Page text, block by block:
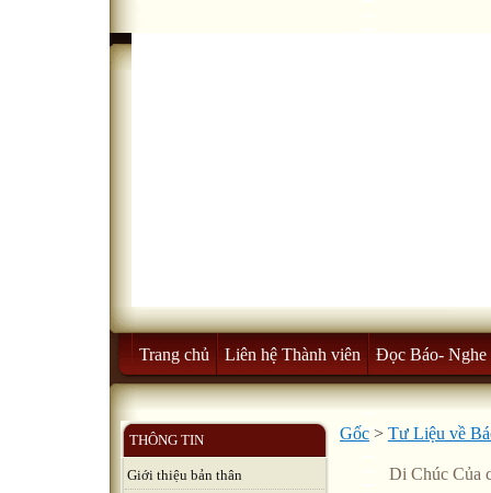
Trang chủ Liên hệ Thành viên Đọc Báo- Nghe
THÔNG TIN
Giới thiệu bản thân
Gốc > Tư Liệu về
Di Chúc Của